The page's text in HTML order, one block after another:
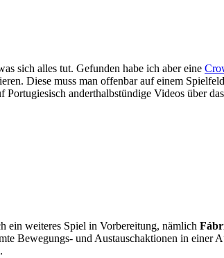
sich alles tut. Gefunden habe ich aber eine
Diese muss man offenbar auf einem
anderthalbstündige Videos über
ein weiteres Spiel in Vorbereitung, nämlich
Bewegungs- und Austauschaktionen in